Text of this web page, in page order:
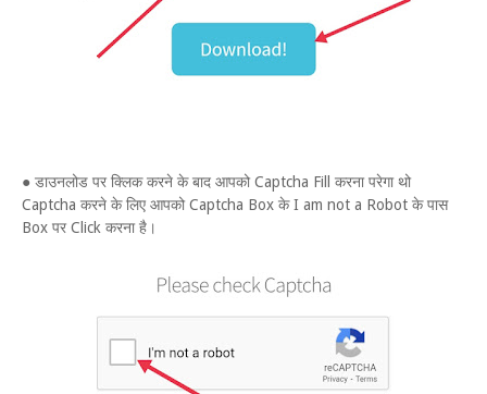
● डाउनलोड पर क्लिक करने के बाद आपको Captcha Fill करना परेगा थो
Captcha करने के लिए आपको Captcha Box के I am not a Robot के पास
Box पर Click करना है।